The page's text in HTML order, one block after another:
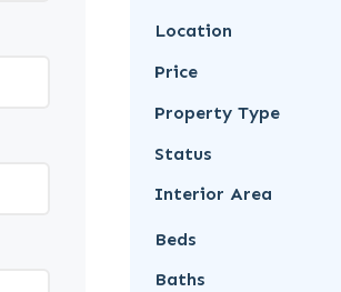
Location
Price
Property Type
Status
Interior Area
Beds
Baths